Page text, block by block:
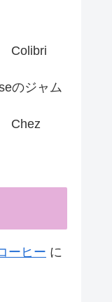
Colibri
のジャム
Chez
ーヒー に